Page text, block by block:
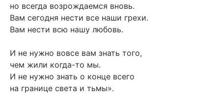
но всегда возрождаемся вновь.
Вам сегодня нести все наши грехи.
Вам нести всю нашу любовь.
И не нужно вовсе вам знать того,
чем жили когда-то мы.
И не нужно знать о конце всего
на границе света и тьмы».